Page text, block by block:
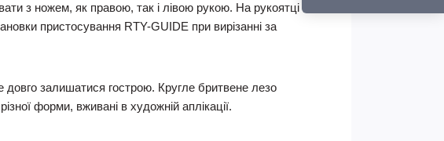
з ножем, як правою, так і лівою рукою. На рукоятці
пристосування RTY-GUIDE при вирізанні за
довго залишатися гострою. Кругле бритвене лезо
форми, вживані в художній аплікації.